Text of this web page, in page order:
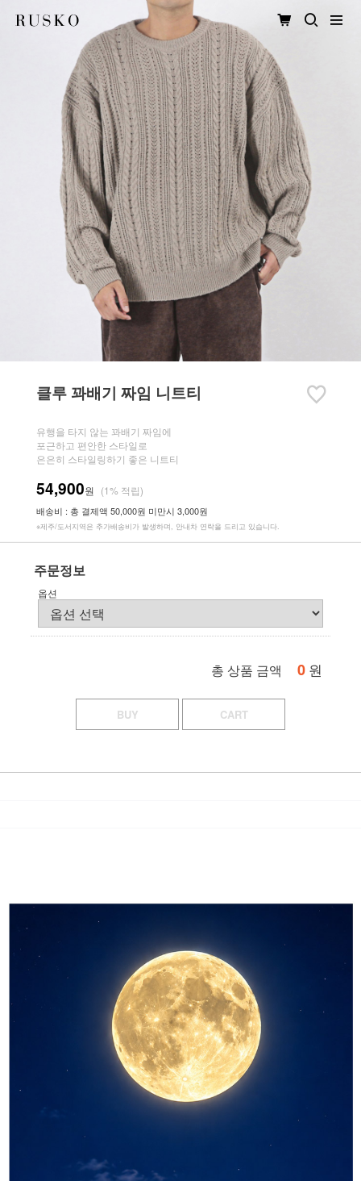
클루 꽈배기 짜임 니트티
유행을 타지 않는 꽈배기 짜임에
포근하고 편안한 스타일로
은은히 스타일링하기 좋은 니트티
54,900원 (1% 적립)
배송비 : 총 결제액 50,000원 미만시 3,000원
※제주/도서지역은 추가배송비가 발생하며, 안내차 연락을 드리고 있습니다.
주문정보
옵션
총 상품 금액 0 원
BUY CART